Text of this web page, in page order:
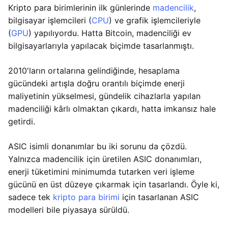
Kripto para birimlerinin ilk günlerinde madencilik,
bilgisayar işlemcileri (CPU) ve grafik işlemcileriyle
(GPU) yapılıyordu. Hatta Bitcoin, madenciliği ev
bilgisayarlarıyla yapılacak biçimde tasarlanmıştı.
2010'ların ortalarına gelindiğinde, hesaplama
gücündeki artışla doğru orantılı biçimde enerji
maliyetinin yükselmesi, gündelik cihazlarla yapılan
madenciliği kârlı olmaktan çıkardı, hatta imkansız hale
getirdi.
ASIC isimli donanımlar bu iki sorunu da çözdü.
Yalnızca madencilik için üretilen ASIC donanımları,
enerji tüketimini minimumda tutarken veri işleme
gücünü en üst düzeye çıkarmak için tasarlandı. Öyle ki,
sadece tek kripto para birimi için tasarlanan ASIC
modelleri bile piyasaya sürüldü.